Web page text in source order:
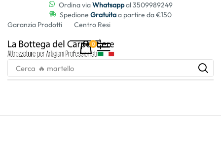
Ordina viaWhatsappal 3509989249
Spedione Gratuitaa partire da €150
Garanzia Prodotti
Centro Resi
0
Cerca 🔥 martello